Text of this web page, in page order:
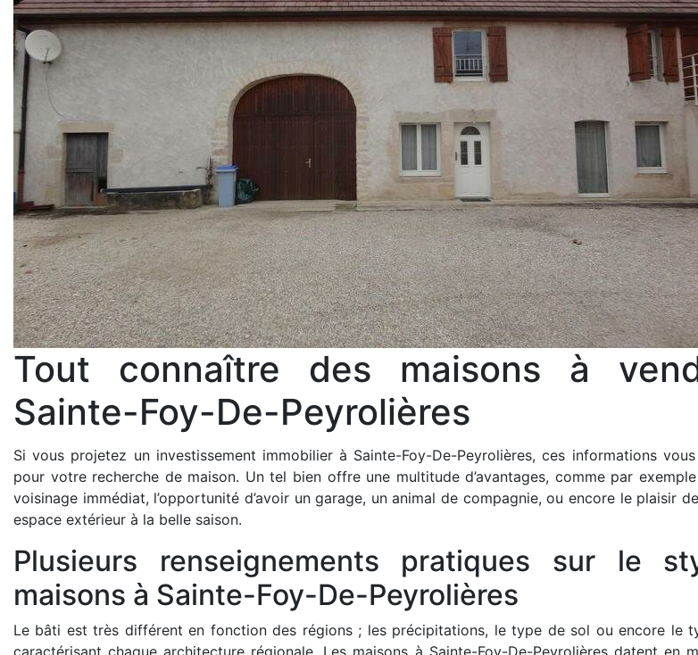
Tout connaître des maisons à
Sainte-Foy-De-Peyrolières
Si vous projetez un investissement immobilier à Sainte-Foy-De-Peyrolières, ces informations
pour votre recherche de maison. Un tel bien offre une multitude d’avantages, comme par exemple
voisinage immédiat, l’opportunité d’avoir un garage, un animal de compagnie, ou encore le plaisir
espace extérieur à la belle saison.
Plusieurs renseignements pratiques sur le
maisons à Sainte-Foy-De-Peyrolières
Le bâti est très différent en fonction des régions ; les précipitations, le type de sol ou encore le
caractérisant chaque architecture régionale. Les maisons à Sainte-Foy-De-Peyrolières datent en